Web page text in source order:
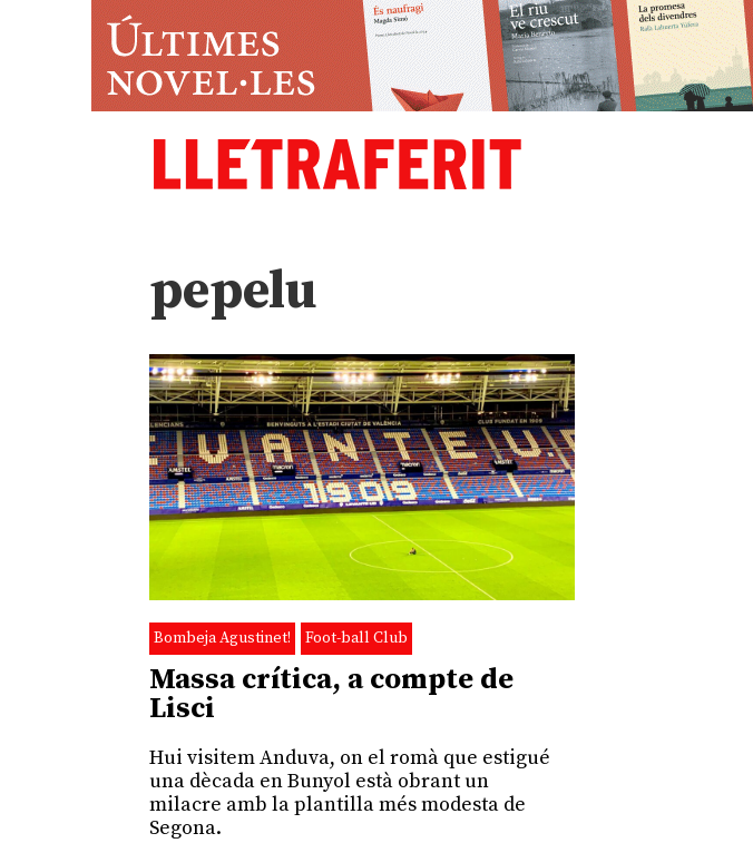
pepelu
Bombeja Agustinet! Foot-ball Club
Massa crítica, a compte de
Lisci
Hui visitem Anduva, on el romà que estigué
una dècada en Bunyol està obrant un
milacre amb la plantilla més modesta de
Segona.